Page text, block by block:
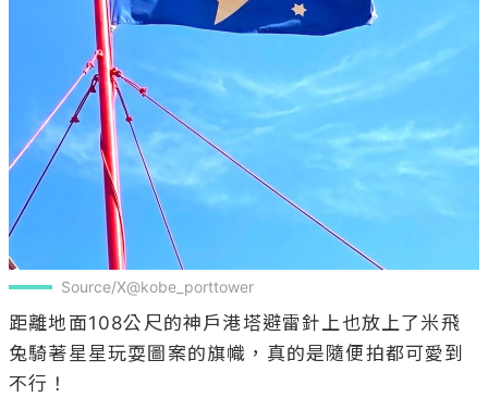
Source/X@kobe_porttower
距離地面108公尺的神戶港塔避雷針上也放上了米飛
兔騎著星星玩耍圖案的旗幟，真的是隨便拍都可愛到
不行！